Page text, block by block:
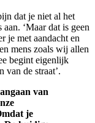
dat je niet al het
‘Maar dat is geen
je met aandacht en
mens zoals wij allen
begint eigenlijk
van de straat’.
van
je